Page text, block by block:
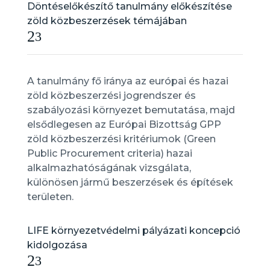
Döntéselőkészítő tanulmány előkészítése
zöld közbeszerzések témájában
23
A tanulmány fő iránya az európai és hazai
zöld közbeszerzési jogrendszer és
szabályozási környezet bemutatása, majd
elsődlegesen az Európai Bizottság GPP
zöld közbeszerzési kritériumok (Green
Public Procurement criteria) hazai
alkalmazhatóságának vizsgálata,
különösen jármű beszerzések és építések
területen.
LIFE környezetvédelmi pályázati koncepció
kidolgozása
23